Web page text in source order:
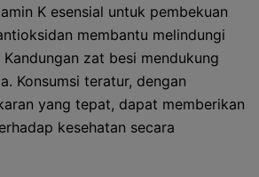
K esensial untuk pembekuan
membantu melindungi
zat besi mendukung
Konsumsi teratur, dengan
yang tepat, dapat memberikan
kesehatan secara